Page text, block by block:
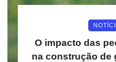
O impacto das
na construção de